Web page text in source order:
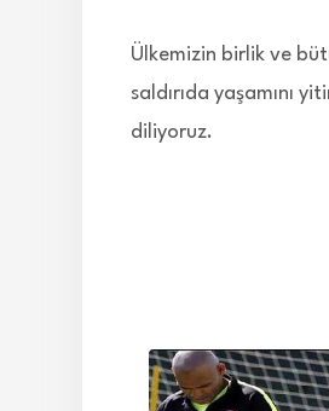
Ülkemizin birlik ve
saldırıda yaşamını
diliyoruz.